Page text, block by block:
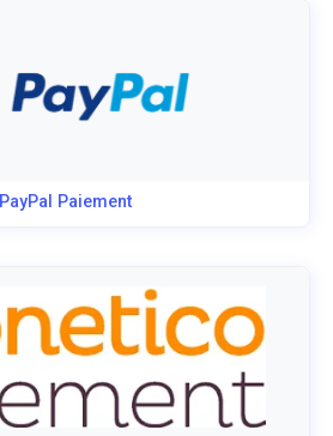
PayPal Paiement